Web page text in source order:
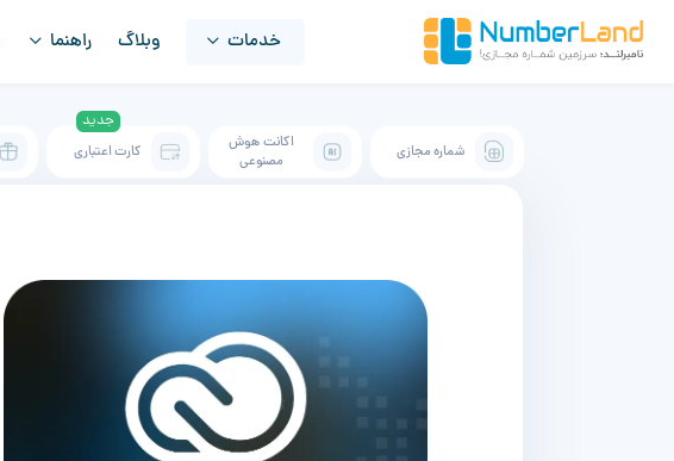
خدمات وبلاگ راهنما
شماره مجازی
اکانت هوش
مصنوعی
کارت اعتباری